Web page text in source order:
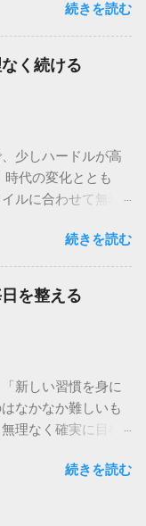
ービスと、毎日の食
。限られた時間を
のヒントとしてお
を徹底的に綺麗に
的で美味しい料理
われ、「自分の時
ていると、心身の
を高めることは、
せん。むしろ、暮
ます。 この記事で
時間を自分にとっ
と手法を解説しま
しを実現するため
ある「自分らしい
にあります。 1-1.
まずは、日々のス
ことから始めまし
なっているのかを
続きを読む
く続ける
少しハードルが高
代の変化ととも
ルに合わせて無理
てみたい方にとっ
が、無理なく長く
的な操作で投資体
活を想像したと
」と不安を感じる
ていると、どうし
特別な才能や大き
ろ、毎日の小さな
着実に準備を進め
無理のない資産形
続きを読む
を整える
新しい習慣を身に
なかなか難しいも
理なく確実に目標
近づくためのサポー
続きを読む